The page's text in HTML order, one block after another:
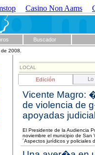
Casino Non Aams
Buscador
2008.
LOCAL
Edición Lo
Vicente Magro:
de violencia de
apoyadas
El Presidente de la Audiencia
noviembre el municipio de San
´Aspectos jurídicos y policiales